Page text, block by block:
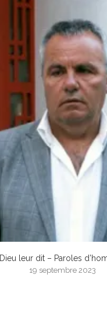
Dieu leur dit – Paroles
19 septembre 2023